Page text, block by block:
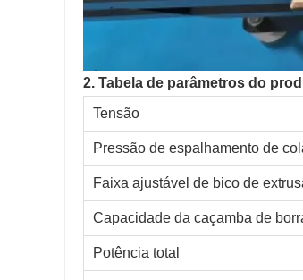
2. Tabela de parâmetros do
Tensão
Pressão de espalhamento de
Faixa ajustável de bico de
Capacidade da caçamba de
Potência total